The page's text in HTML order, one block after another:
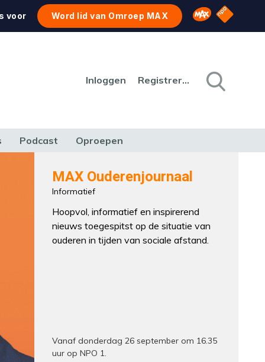
voor Word lid van Omroep MAX Omroep MAX
NPO
Inloggen Registreren
Podcast Oproepen
MAX Ouderenjournaal
Informatief
Hoopvol, informatief en inspirerend
nieuws toegespitst op de situatie van
ouderen in tijden van sociale afstand.
Vanaf donderdag 26 september om 16.35
uur op NPO 1.